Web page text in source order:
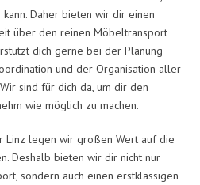
Daher bieten wir dir einen
über den reinen Möbeltransport
dich gerne bei der Planung
und der Organisation aller
sind für dich da, um dir den
wie möglich zu machen.
Linz legen wir großen Wert auf die
Deshalb bieten wir dir nicht nur
sondern auch einen erstklassigen